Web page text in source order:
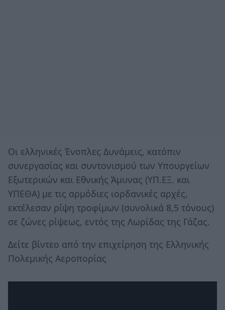
Οι ελληνικές Ένοπλες Δυνάμεις, κατόπιν
συνεργασίας και συντονισμού των Υπουργείων
Εξωτερικών και Εθνικής Άμυνας (ΥΠ.ΕΞ. και
ΥΠΕΘΑ) με τις αρμόδιες ιορδανικές αρχές,
εκτέλεσαν ρίψη τροφίμων (συνολικά 8,5 τόνους)
σε ζώνες ρίψεως, εντός της Λωρίδας της Γάζας.
Δείτε βίντεο από την επιχείρηση της Ελληνικής
Πολεμικής Αεροπορίας